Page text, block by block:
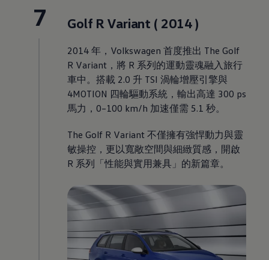
7 Golf R Variant ( 2014 )
2014 年 ， Volkswagen 首度推出 The Golf
R Variant，將 R 系列的運動靈魂融入旅行
車中。搭載 2.0 升 TSI 渦輪增壓引擎與
4MOTION 四輪驅動系統，輸出高達 300 ps
馬力，0–100 km/h 加速僅需 5.1 秒。
The Golf R Variant 不僅擁有強悍動力與靈
敏操控，更以寬敞空間與細緻質感，開啟
R 系列「性能與實用兼具」的新篇章。